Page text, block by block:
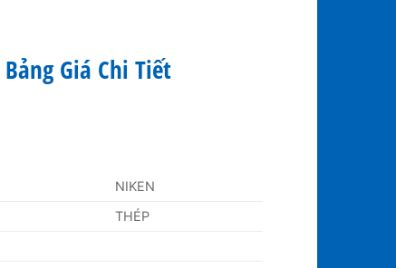
Giá Chi Tiết
NIKEN
THÉP